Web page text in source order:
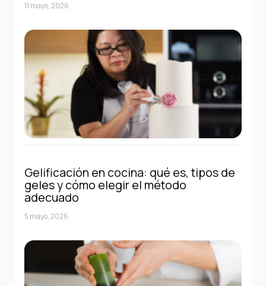
11 mayo, 2026
Gelificación en cocina: qué es, tipos de
geles y cómo elegir el método
adecuado
5 mayo, 2026